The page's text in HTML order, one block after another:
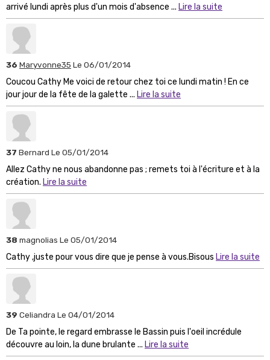
arrivé lundi après plus d'un mois d'absence ... Lire la suite
36 Maryvonne35 Le 06/01/2014
Coucou Cathy Me voici de retour chez toi ce lundi matin ! En ce
jour jour de la fête de la galette ... Lire la suite
37 Bernard Le 05/01/2014
Allez Cathy ne nous abandonne pas ; remets toi à l'écriture et à la
création. Lire la suite
38 magnolias Le 05/01/2014
Cathy ,juste pour vous dire que je pense à vous.Bisous Lire la suite
39 Celiandra Le 04/01/2014
De Ta pointe, le regard embrasse le Bassin puis l'oeil incrédule
découvre au loin, la dune brulante ... Lire la suite